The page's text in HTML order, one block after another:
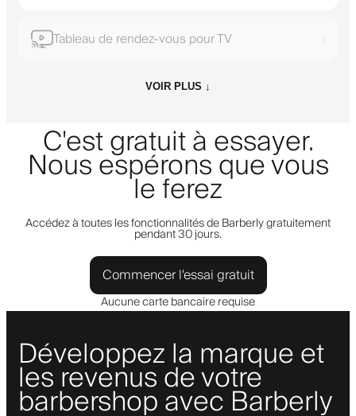
Tableau de rendez-vous pour TV ›
VOIR PLUS ↓
C'est gratuit à essayer.
Nous espérons que vous
le ferez
Accédez à toutes les fonctionnalités de Barberly gratuitement
pendant 30 jours.
Commencer l'essai gratuit
Aucune carte bancaire requise
Développez la marque et
les revenus de votre
barbershop avec Barberly